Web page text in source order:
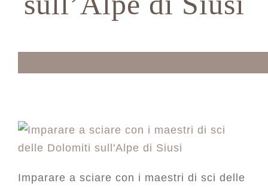
Imparare a sciare con i maestri di sci delle